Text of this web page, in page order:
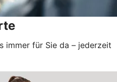
immer für Sie da – jederzeit